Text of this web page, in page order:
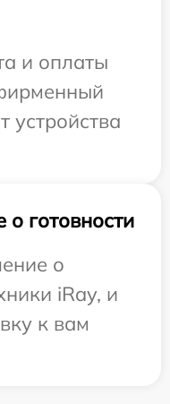
и оплаты
устройства
готовности
о
iRay, и
к вам